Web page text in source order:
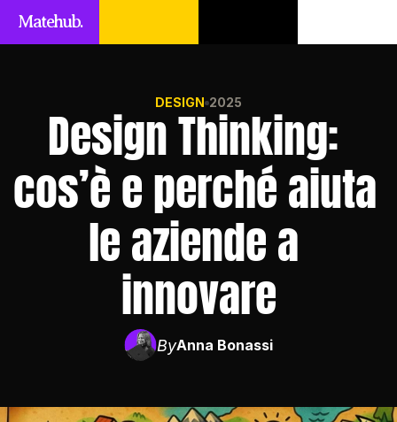
DESIGN 2025
Design Thinking:
cos’è e perché aiuta
le aziende a
innovare
ByAnna Bonassi
Matehub.